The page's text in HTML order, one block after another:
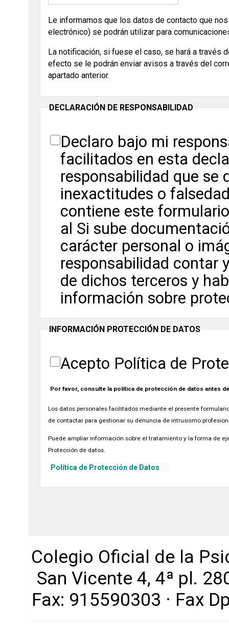
Le informamos que los datos de contacto que
electrónico) se podrán utilizar para
La notificación, si fuese el caso, se hará a través
efecto se le podrán enviar avisos a través del
apartado anterior.
DECLARACIÓN DE RESPONSABILIDAD
Declaro bajo mi
facilitados en esta
responsabilidad que se
inexactitudes o
contiene este
al Si sube
carácter personal o
responsabilidad contar
de dichos terceros y
información sobre
INFORMACIÓN PROTECCIÓN DE DATOS
Acepto Política de
Por favor, consulte la política de protección de datos antes
Los datos personales facilitados mediante el presente
de contactar para gestionar su denuncia de intrusismo
Puede ampliar información sobre el tratamiento y la forma de
Protección de datos.
Política de Protección de Datos
Colegio Oficial de la
San Vicente 4, 4ª pl.
Fax: 915590303 · Fax